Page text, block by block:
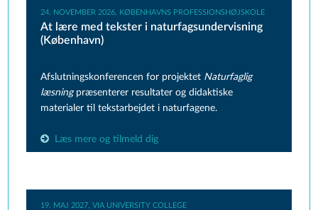
24. NOVEMBER 2026, KØBENHAVNS PROFESSIONSHØJSKOLE
At lære med tekster i naturfagsundervisning
(København)
Afslutningskonferencen for projektet Naturfaglig
læsning præsenterer resultater og didaktiske
materialer til tekstarbejdet i naturfagene.
Læs mere og tilmeld dig
19. MAJ 2027, VIA UNIVERSITY COLLEGE